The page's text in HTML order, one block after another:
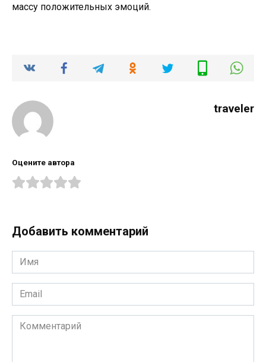
массу положительных эмоций.
traveler
Оцените автора
Добавить комментарий
Имя
*
Email
*
Комментарий